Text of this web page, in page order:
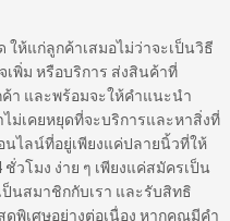
ห้แก่ลูกค้าเสมอไม่ว่าจะเป็นวิธี
เพิ่ม หรือบริการ ส่งสินค้าที่
า และพร้อมจะให้คำแนะนำ
ม่เคยหยุดที่จะบริการและหาสิ่งที่
ไลน์ที่อยู่เพียงแค่ปลายนิ้วที่ให้
วโมง ง่าย ๆ เพียงแค่สมัครเป็น
นสมาชิกกับเรา และรับสิทธิ
พิเศษอย่างต่อเนื่อง หากคุณมีคำ